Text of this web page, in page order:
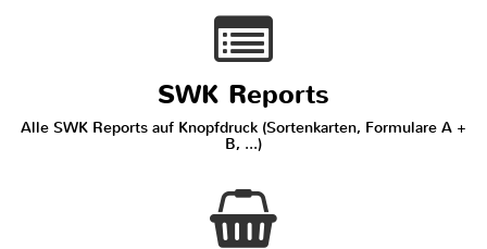
SWK Reports
Alle SWK Reports auf Knopfdruck (Sortenkarten, Formulare A +
B, ...)